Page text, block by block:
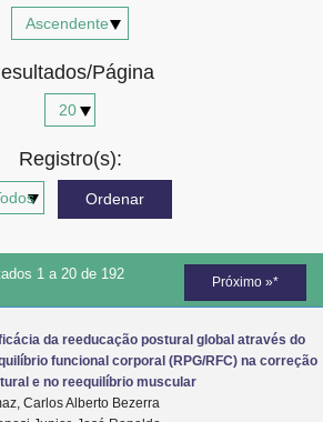
Página
Registro(s):
1 a 20 de 192 Próximo »*
da reeducação postural global através do
funcional corporal (RPG/RFC) na correção
e no reequilíbrio muscular
Carlos Alberto Bezerra